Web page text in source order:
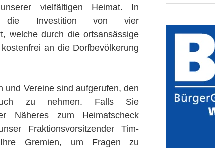
vielfältigen Heimat. In
die Investition von vier
welche durch die ortsansässige
an die Dorfbevölkerung
und Vereine sind aufgerufen, den
zu nehmen. Falls Sie
Näheres zum Heimatscheck
Fraktionsvorsitzender Tim-
Gremien, um Fragen zu